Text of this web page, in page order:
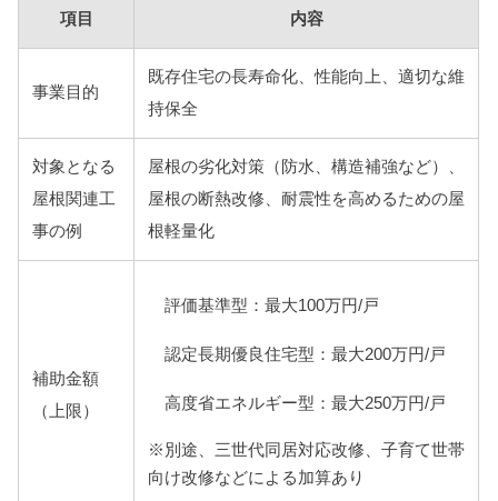
項目 内容
事業目的
既存住宅の長寿命化、性能向上、適切な維
持保全
対象となる
屋根関連工
事の例
屋根の劣化対策（防水、構造補強など）、
屋根の断熱改修、耐震性を高めるための屋
根軽量化
補助金額
（上限）
評価基準型：最大100万円/戸
認定長期優良住宅型：最大200万円/戸
高度省エネルギー型：最大250万円/戸
※別途、三世代同居対応改修、子育て世帯
向け改修などによる加算あり